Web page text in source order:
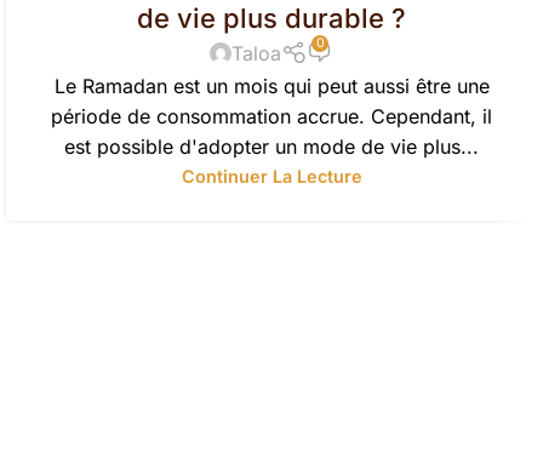
de vie plus durable ?
Taloa 0
Le Ramadan est un mois qui peut aussi être une
période de consommation accrue. Cependant, il
est possible d'adopter un mode de vie plus...
Continuer La Lecture